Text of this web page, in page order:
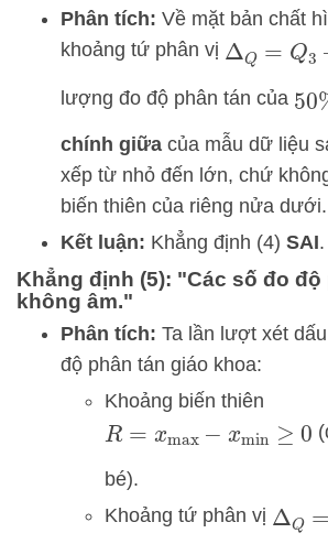
Phân tích: Về mặt bản chất
khoảng tứ phân vị ΔQ =Q3−
lượng đo độ phân tán của 50
chính giữa của mẫu dữ liệu
xếp từ nhỏ đến lớn, chứ
biến thiên của riêng nửa dưới.
Kết luận: Khẳng định (4) SAI.
Khẳng định (5): "Các số đo độ
không âm."
Phân tích: Ta lần lượt xét
độ phân tán giáo khoa:
Khoảng biến thiên
R =x max−x min≥ 0
bé).
Khoảng tứ phân vị ΔQ =